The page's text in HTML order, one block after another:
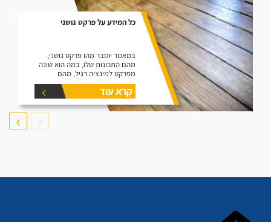
כל המידע על פרקט גושני
במאמר יוסבר מהו פרקט גושני,
מהם התכונות שלו, במה הוא שונה
מפרקט למינציה רגיל, מהם
היתרונות שלו ומהם החסרונות שלו.
קרא עוד
❮
❯